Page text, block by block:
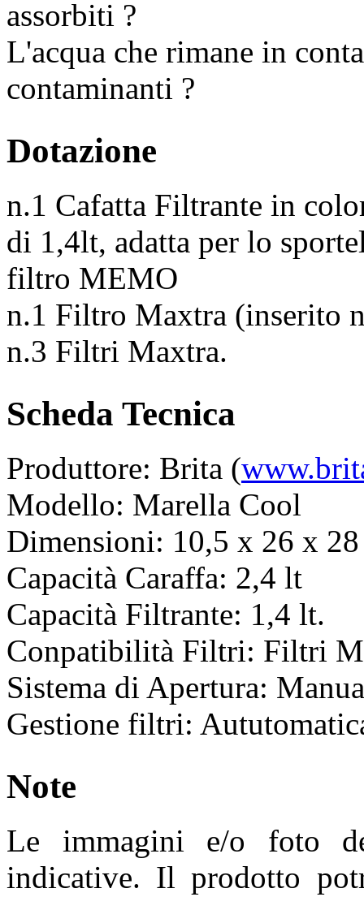
assorbiti ?
L'acqua che rimane in
contaminanti ?
Dotazione
n.1 Cafatta Filtrante in
di 1,4lt, adatta per lo
filtro MEMO
n.1 Filtro Maxtra (inserito
n.3 Filtri Maxtra.
Scheda Tecnica
Produttore: Brita (
Modello: Marella Cool
Dimensioni: 10,5 x 26 x
Capacità Caraffa: 2,4 lt
Capacità Filtrante: 1,4 lt.
Conpatibilità Filtri: Filtri
Sistema di Apertura:
Gestione filtri:
Note
Le immagini e/o foto
indicative. Il prodotto